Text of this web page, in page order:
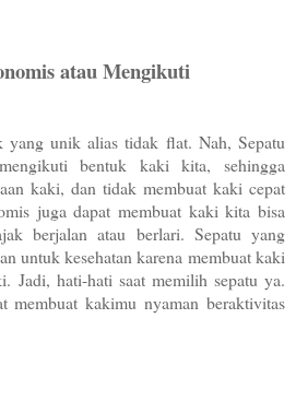
atau Mengikuti
unik alias tidak flat. Nah, Sepatu
bentuk kaki kita, sehingga
kaki, dan tidak membuat kaki cepat
juga dapat membuat kaki kita bisa
berjalan atau berlari. Sepatu yang
untuk kesehatan karena membuat kaki
Jadi, hati-hati saat memilih sepatu ya.
membuat kakimu nyaman beraktivitas